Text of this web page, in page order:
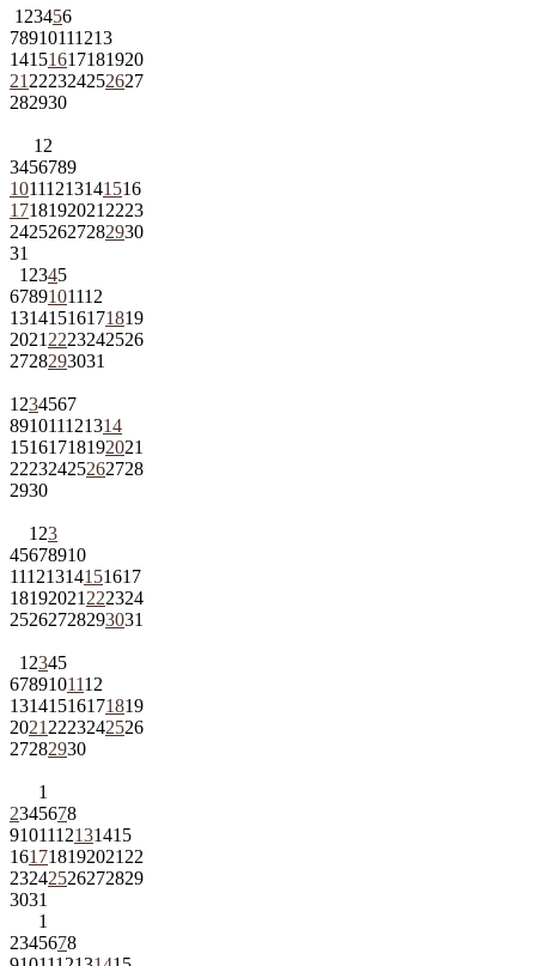
1 23456
78910111213
14151617181920
21 222324252627
282930
1 2
3456789
10111213141516
1718192021 2223
24252627282930
31
1 2345
6789101112
13141516171819
2021 2223242526
2728293031
1 234567
891011121314
15161718192021
22232425262728
2930
1 23
45678910
11121314151617
18192021 222324
25262728293031
1 2345
6789101112
13141516171819
2021 2223242526
27282930
1
2345678
9101112131415
161718192021 22
23242526272829
3031
1
2345678